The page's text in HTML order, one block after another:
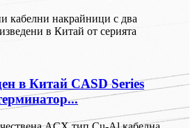
в Китай CASD Series